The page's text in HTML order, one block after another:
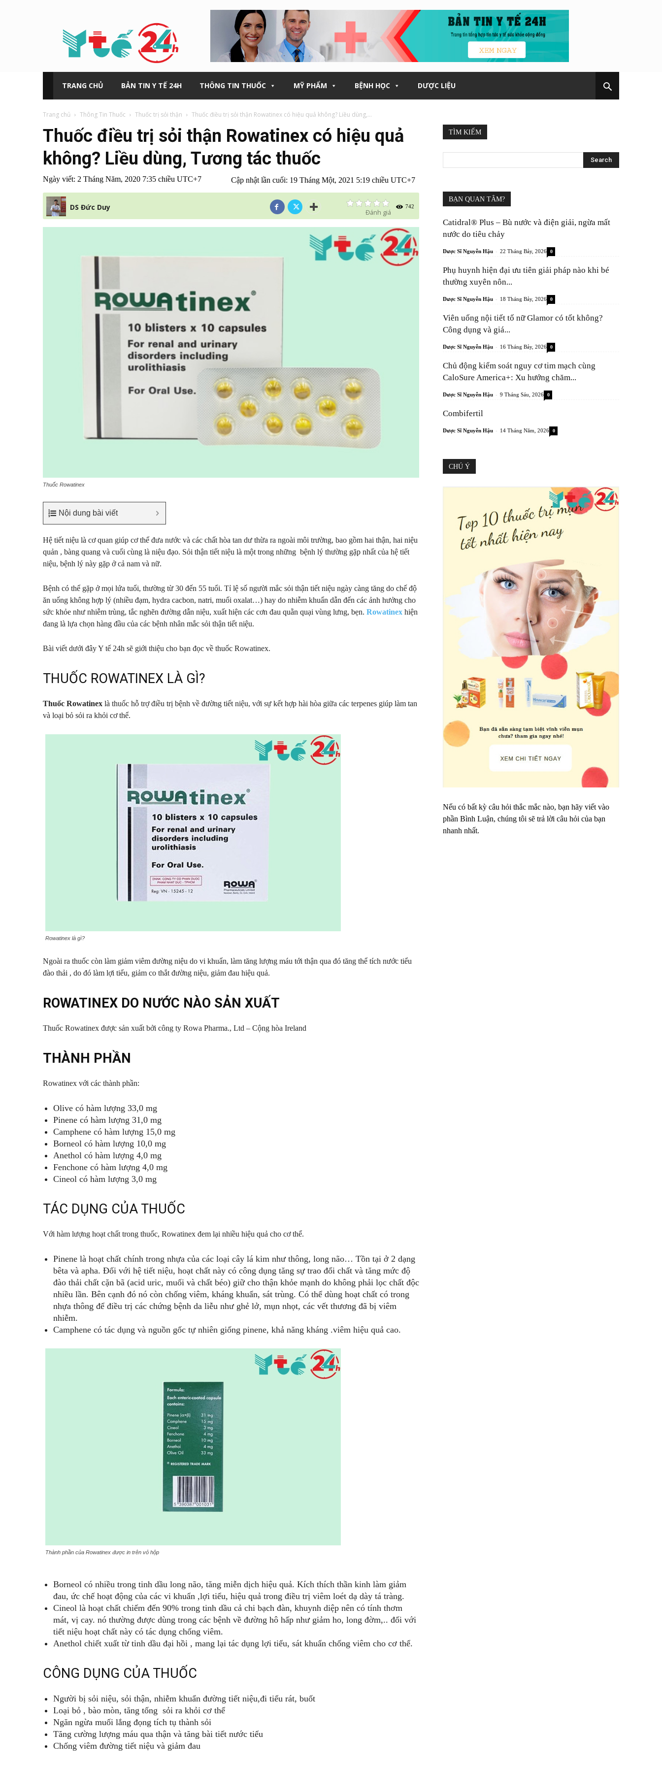
tế
24h
TRANG CHỦ BẢN TIN Y TẾ 24H THÔNG TIN THUỐC MỸ PHẨM BỆNH HỌC DƯỢC LIỆU
Trang chủ Thông Tin Thuốc Thuốc trị sỏi thận Thuốc điều trị sỏi thận Rowatinex có hiệu quả không? Liều dùng,...
Thuốc điều trị sỏi thận Rowatinex có hiệu quả
không? Liều dùng, Tương tác thuốc
Ngày viết: 2 Tháng Năm, 2020 7:35 chiều UTC+7 Cập nhật lần cuối: 19 Tháng Một, 2021 5:19 chiều UTC+7
DS Đức Duy 742
Đánh giá
Thuốc Rowatinex
Nội dung bài viết
Hệ tiết niệu là cơ quan giúp cơ thể đưa nước và các chất hòa tan dư thừa ra ngoài môi trường, bao gồm hai thận, hai niệu
quản , bàng quang và cuối cùng là niệu đạo. Sỏi thận tiết niệu là một trong những bệnh lý thường gặp nhất của hệ tiết
niệu, bệnh lý này gặp ở cả nam và nữ.
Bệnh có thể gặp ở mọi lứa tuổi, thường từ 30 đến 55 tuổi. Tỉ lệ số người mắc sỏi thận tiết niệu ngày càng tăng do chế độ
ăn uống không hợp lý (nhiều đạm, hydra cacbon, natri, muối oxalat…) hay do nhiễm khuẩn dẫn đến các ảnh hưởng cho
sức khỏe như nhiễm trùng, tắc nghẽn đường dẫn niệu, xuất hiện các cơn đau quằn quại vùng lưng, bẹn. Rowatinex hiện
đang là lựa chọn hàng đầu của các bệnh nhân mắc sỏi thận tiết niệu.
Bài viết dưới đây Y tế 24h sẽ giới thiệu cho bạn đọc về thuốc Rowatinex.
THUỐC ROWATINEX LÀ GÌ?
Thuốc Rowatinex là thuốc hỗ trợ điều trị bệnh về đường tiết niệu, với sự kết hợp hài hòa giữa các terpenes giúp làm tan
và loại bỏ sỏi ra khỏi cơ thể.
Rowatinex là gì?
Ngoài ra thuốc còn làm giảm viêm đường niệu do vi khuẩn, làm tăng lượng máu tới thận qua đó tăng thể tích nước tiểu
đào thải , do đó làm lợi tiểu, giảm co thắt đường niệu, giảm đau hiệu quả.
ROWATINEX DO NƯỚC NÀO SẢN XUẤT
Thuốc Rowatinex được sản xuất bởi công ty Rowa Pharma., Ltd – Cộng hòa Ireland
THÀNH PHẦN
Rowatinex với các thành phần:
Olive có hàm lượng 33,0 mg
Pinene có hàm lượng 31,0 mg
Camphene có hàm lượng 15,0 mg
Borneol có hàm lượng 10,0 mg
Anethol có hàm lượng 4,0 mg
Fenchone có hàm lượng 4,0 mg
Cineol có hàm lượng 3,0 mg
TÁC DỤNG CỦA THUỐC
Với hàm lượng hoạt chất trong thuốc, Rowatinex đem lại nhiều hiệu quả cho cơ thể.
Pinene là hoạt chất chính trong nhựa của các loại cây lá kim như thông, long não… Tồn tại ở 2 dạng
bêta và apha. Đối với hệ tiết niệu, hoạt chất này có công dụng tăng sự trao đổi chất và tăng mức độ
đào thải chất cặn bã (acid uric, muối và chất béo) giữ cho thận khỏe mạnh do không phải lọc chất độc
nhiều lần. Bên cạnh đó nó còn chống viêm, kháng khuẩn, sát trùng. Có thể dùng hoạt chất có trong
nhựa thông để điều trị các chứng bệnh da liễu như ghẻ lở, mụn nhọt, các vết thương đã bị viêm
nhiễm.
Camphene có tác dụng và nguồn gốc tự nhiên giống pinene, khả năng kháng .viêm hiệu quả cao.
Thành phần của Rowatinex được in trên vỏ hộp
Borneol có nhiều trong tinh dầu long não, tăng miễn dịch hiệu quả. Kích thích thần kinh làm giảm
đau, ức chế hoạt động của các vi khuẩn ,lợi tiểu, hiệu quả trong điều trị viêm loét dạ dày tá tràng.
Cineol là hoạt chất chiếm đến 90% trong tinh dầu cả chi bạch đàn, khuynh diệp nên có tính thơm
mát, vị cay. nó thường được dùng trong các bệnh về đường hô hấp như giảm ho, long đờm,.. đối với
tiết niệu hoạt chất này có tác dụng chống viêm.
Anethol chiết xuất từ tinh dầu đại hồi , mang lại tác dụng lợi tiểu, sát khuẩn chống viêm cho cơ thể.
CÔNG DỤNG CỦA THUỐC
Người bị sỏi niệu, sỏi thận, nhiễm khuẩn đường tiết niệu,đi tiểu rát, buốt
Loại bỏ , bào mòn, tăng tống sỏi ra khỏi cơ thể
Ngăn ngừa muối lắng đọng tích tụ thành sỏi
Tăng cường lượng máu qua thận và tăng bài tiết nước tiểu
Chống viêm đường tiết niệu và giảm đau
TÌM KIẾM
BẠN QUAN TÂM?
Catidral® Plus – Bù nước và điện giải, ngừa mất
nước do tiêu chảy
Dược Sĩ Nguyễn Hậu - 22 Tháng Bảy, 2026 0
Phụ huynh hiện đại ưu tiên giải pháp nào khi bé
thường xuyên nôn...
Dược Sĩ Nguyễn Hậu - 18 Tháng Bảy, 2026 0
Viên uống nội tiết tố nữ Glamor có tốt không?
Công dụng và giá...
Dược Sĩ Nguyễn Hậu - 16 Tháng Bảy, 2026 0
Chủ động kiểm soát nguy cơ tim mạch cùng
CaloSure America+: Xu hướng chăm...
Dược Sĩ Nguyễn Hậu - 9 Tháng Sáu, 2026 0
Combifertil
Dược Sĩ Nguyễn Hậu - 14 Tháng Năm, 2026 0
CHÚ Ý
Nếu có bất kỳ câu hỏi thắc mắc nào, bạn hãy viết vào
phần Bình Luận, chúng tôi sẽ trả lời câu hỏi của bạn
nhanh nhất.